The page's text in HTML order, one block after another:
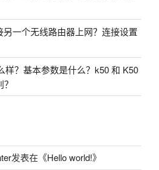
一个无线路由器上网？连接设置
样？基本参数是什么？k50 和 K50
发表在《Hello world!》